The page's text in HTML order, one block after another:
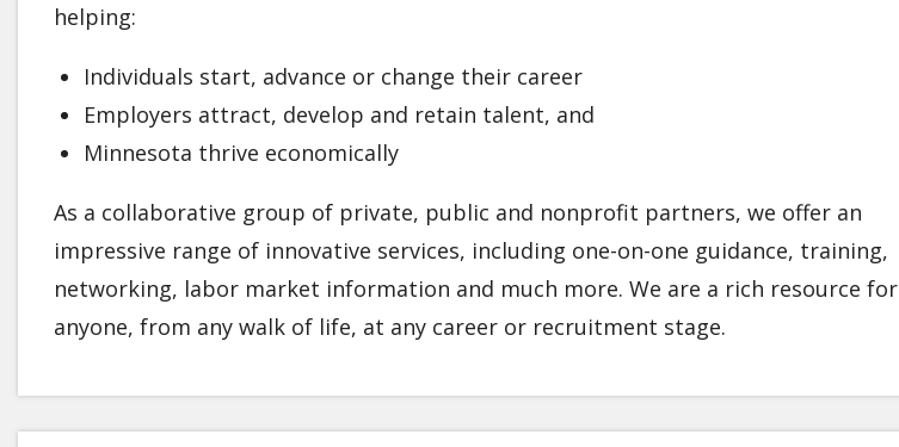
helping:
Individuals start, advance or change their career
Employers attract, develop and retain talent, and
Minnesota thrive economically
As a collaborative group of private, public and nonprofit partners, we offer an
impressive range of innovative services, including one-on-one guidance, training,
networking, labor market information and much more. We are a rich resource for
anyone, from any walk of life, at any career or recruitment stage.